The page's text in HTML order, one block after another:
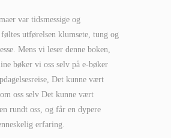
var tidsmessige og
utførelsen klumsete, tung og
Mens vi leser denne boken,
bøker vi oss selv på e-bøker
Det kunne vært
oss selv Det kunne vært
rundt oss, og får en dypere
erfaring.